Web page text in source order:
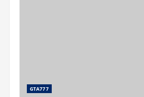
GTA777